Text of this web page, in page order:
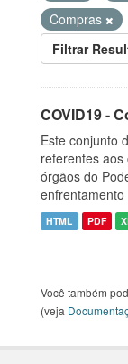
Compras
Filtrar
COVID19 -
Este conjunto
referentes
órgãos do
enfrentamento
HTML PDF
Você também
(veja